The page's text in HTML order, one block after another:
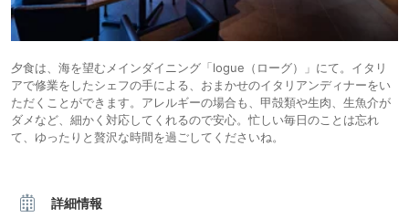
夕食は、海を望むメインダイニング「logue（ローグ）」にて。イタリ
アで修業をしたシェフの手による、おまかせのイタリアンディナーをい
ただくことができます。アレルギーの場合も、甲殻類や生肉、生魚介が
ダメなど、細かく対応してくれるので安心。忙しい毎日のことは忘れ
て、ゆったりと贅沢な時間を過ごしてくださいね。
詳細情報